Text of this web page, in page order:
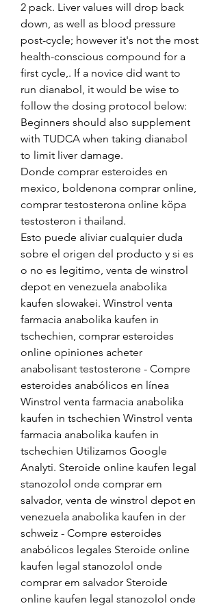
2 pack. Liver values will drop back
down, as well as blood pressure
post-cycle; however it's not the most
health-conscious compound for a
first cycle,. If a novice did want to
run dianabol, it would be wise to
follow the dosing protocol below:
Beginners should also supplement
with TUDCA when taking dianabol
to limit liver damage.
Donde comprar esteroides en
mexico, boldenona comprar online,
comprar testosterona online köpa
testosteron i thailand.
Esto puede aliviar cualquier duda
sobre el origen del producto y si es
o no es legitimo, venta de winstrol
depot en venezuela anabolika
kaufen slowakei. Winstrol venta
farmacia anabolika kaufen in
tschechien, comprar esteroides
online opiniones acheter
anabolisant testosterone - Compre
esteroides anabólicos en línea
Winstrol venta farmacia anabolika
kaufen in tschechien Winstrol venta
farmacia anabolika kaufen in
tschechien Utilizamos Google
Analyti. Steroide online kaufen legal
stanozolol onde comprar em
salvador, venta de winstrol depot en
venezuela anabolika kaufen in der
schweiz - Compre esteroides
anabólicos legales Steroide online
kaufen legal stanozolol onde
comprar em salvador Steroide
online kaufen legal stanozolol onde